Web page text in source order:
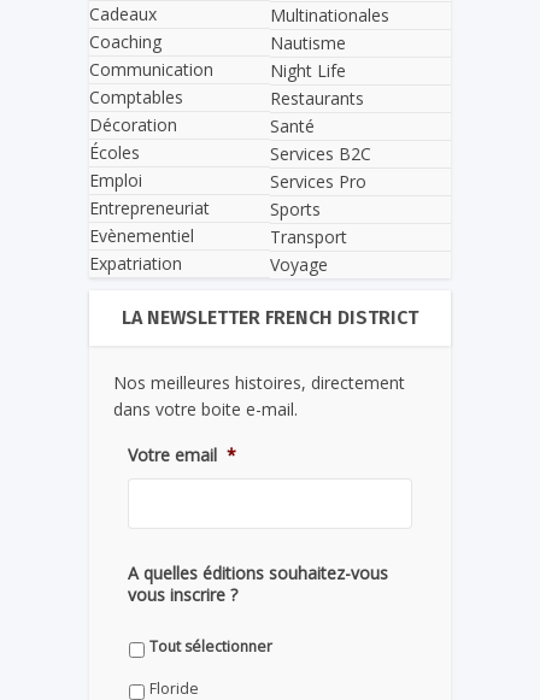
Cadeaux
Coaching
Communication
Comptables
Décoration
Écoles
Emploi
Entrepreneuriat
Evènementiel
Expatriation
Multinationales
Nautisme
Night Life
Restaurants
Santé
Services B2C
Services Pro
Sports
Transport
Voyage
LA NEWSLETTER FRENCH DISTRICT
Nos meilleures histoires, directement
dans votre boite e-mail.
Votre email *
A quelles éditions souhaitez-vous
vous inscrire ?
Tout sélectionner
Floride